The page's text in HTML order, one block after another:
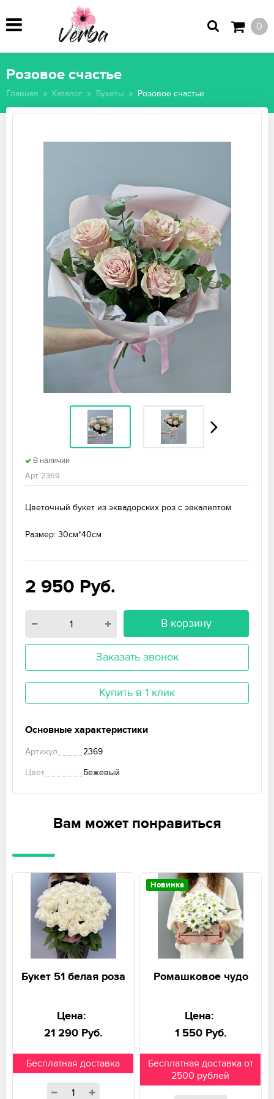
0
Розовое счастье
Главная Каталог Букеты Розовое счастье
В наличии
Арт. 2369
Цветочный букет из эквадорских роз с эвкалиптом
Размер: 30см*40см
2 950 Руб.
В корзину
Заказать звонок
Купить в 1 клик
Основные характеристики
Артикул
2369
Цвет
Бежевый
Вам может понравиться
Букет 51 белая роза
Цена:
21 290 Руб.
Бесплатная доставка
Новинка
Ромашковое чудо
Цена:
1 550 Руб.
Бесплатная доставка от
2500 рублей